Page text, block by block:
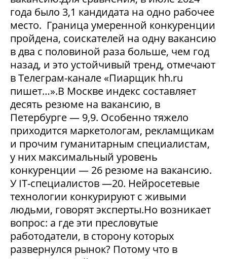
года было 3,1 кандидата на одно рабочее
место. Граница умеренной конкуренции
пройдена, соискателей на одну вакансию
в два с половиной раза больше, чем год
назад, и это устойчивый тренд, отмечают
в Телеграм-канале «Пиарщик hh.ru
пишет…».В Москве индекс составляет
десять резюме на вакансию, в
Петербурге — 9,9. Особенно тяжело
приходится маркетологам, рекламщикам
и прочим гуманитарным специалистам,
у них максимальный уровень
конкуренции — 26 резюме на вакансию.
У IT-специалистов —20. Нейросетевые
технологии конкурируют с живыми
людьми, говорят эксперты.Но возникает
вопрос: а где эти пресловутые
работодатели, в сторону которых
развернулся рынок? Потому что в